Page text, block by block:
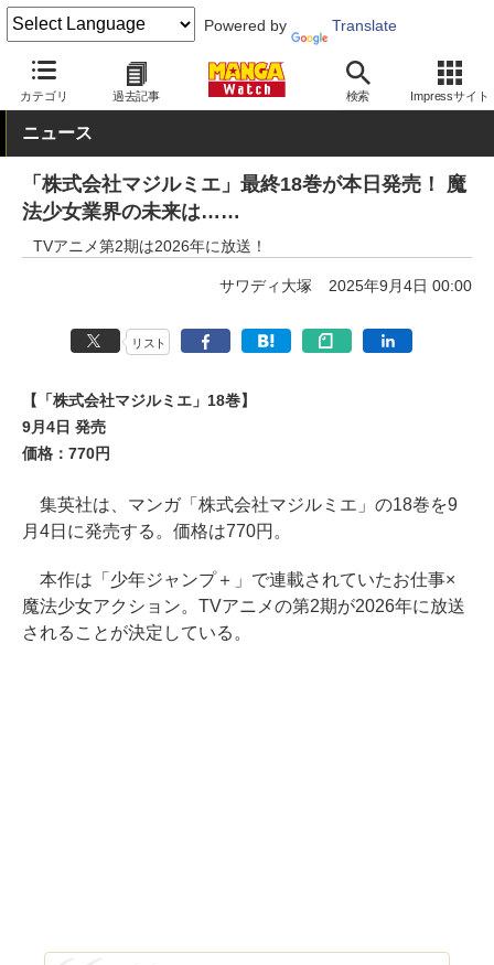
Powered by Translate
カテゴリ 過去記事 検索 Impressサイト
MANGA Watch 少年 株式会社マジルミエ
ニュース
「株式会社マジルミエ」最終18巻が本日発売！ 魔
法少女業界の未来は……
TVアニメ第2期は2026年に放送！
サワディ大塚 2025年9月4日 00:00
リスト
【「株式会社マジルミエ」18巻】
9月4日 発売
価格：770円
集英社は、マンガ「株式会社マジルミエ」の18巻を9
月4日に発売する。価格は770円。
本作は「少年ジャンプ＋」で連載されていたお仕事×
魔法少女アクション。TVアニメの第2期が2026年に放送
されることが決定している。